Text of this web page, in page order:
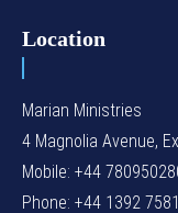
Location
Marian Ministries
4 Magnolia Avenue,
Mobile: +44
Phone: +44 1392